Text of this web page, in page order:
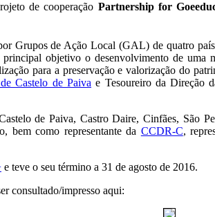
de cooperação Partnership for
Grupos de Ação Local (GAL) de quatro
objetivo o desenvolvimento de uma
para a preservação e valorização do
Castelo de Paiva e Tesoureiro da Direção
de Paiva, Castro Daire, Cinfães, São
bem como representante da CCDR-C,
e teve o seu término a 31 de agosto de 2016.
consultado/impresso aqui: